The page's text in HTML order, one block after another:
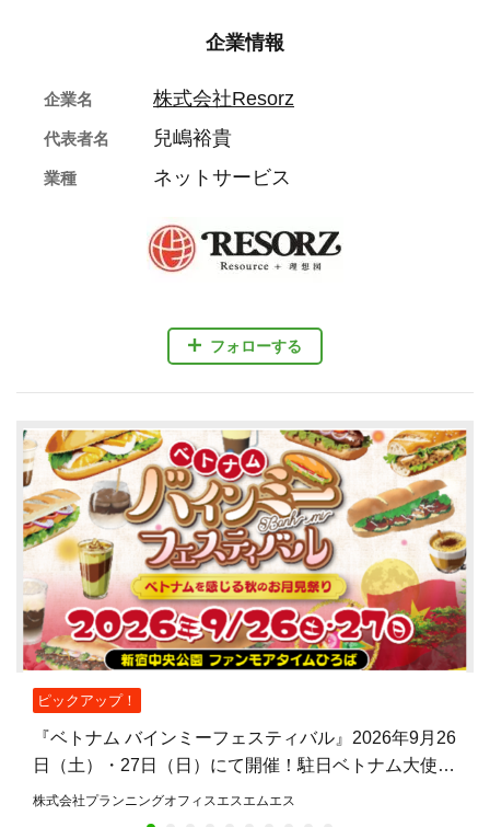
企業情報
フォローする
企業名 株式会社Resorz
代表者名 兒嶋裕貴
業種 ネットサービス
ピックアップ！
『ベトナム バインミーフェスティバル』2026年9月26
日（土）・27日（日）にて開催！駐日ベトナム大使館
公認、バインミーを主役とした日本初のフェスティバ
株式会社プランニングオフィスエスエムエス